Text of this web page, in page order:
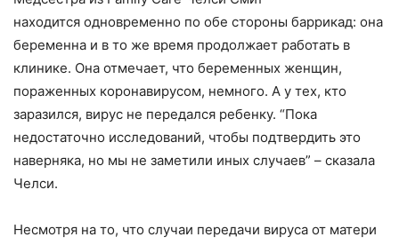
находится одновременно по обе стороны баррикад: она
беременна и в то же время продолжает работать в
клинике. Она отмечает, что беременных женщин,
пораженных коронавирусом, немного. А у тех, кто
заразился, вирус не передался ребенку. “Пока
недостаточно исследований, чтобы подтвердить это
наверняка, но мы не заметили иных случаев” – сказала
Челси.
Несмотря на то, что случаи передачи вируса от матери